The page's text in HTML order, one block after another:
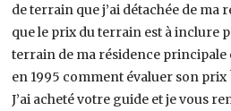
de terrain que j’ai détachée de ma
que le prix du terrain est à inclure
terrain de ma résidence
en 1995 comment évaluer son prix
J’ai acheté votre guide et je vous